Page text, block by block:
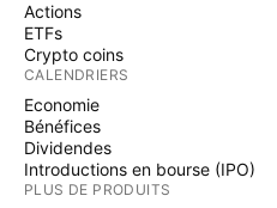
Actions
ETFs
Crypto coins
CALENDRIERS
Economie
Bénéfices
Dividendes
Introductions en bourse (IPO)
PLUS DE PRODUITS